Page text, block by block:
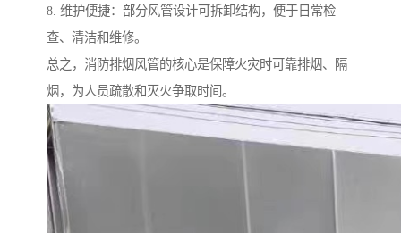
8. 维护便捷：部分风管设计可拆卸结构，便于日常检
查、清洁和维修。
总之，消防排烟风管的核心是保障火灾时可靠排烟、隔
烟，为人员疏散和灭火争取时间。